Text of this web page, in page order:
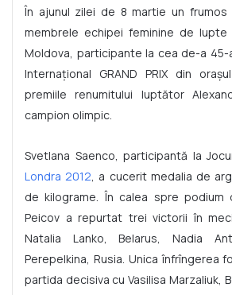
În ajunul zilei de 8 martie un
membrele echipei feminine de lupte
Moldova, participante la cea de-a 45-
Internaţional GRAND PRIX din
premiile renumitului luptător
campion olimpic.
Svetlana Saenco, participantă la
Londra 2012 , a cucerit medalia de
de kilograme. În calea spre podium
Peicov a repurtat trei victorii în
Natalia Lanko, Belarus, Nadia
Perepelkina, Rusia. Unica înfrîngerea
partida decisiva cu Vasilisa Marzaliuk,